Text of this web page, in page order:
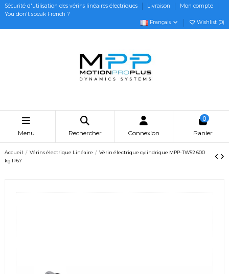
Sécurité d'utilisation des vérins linéaires électriques Livraison
Mon compte
You don't speak French ?
Français
Wishlist (0)
Menu Rechercher Connexion
0
Panier
Accueil Vérins électrique Linéaire
Vérin électrique cylindrique MPP-TW52 600
kg IP67